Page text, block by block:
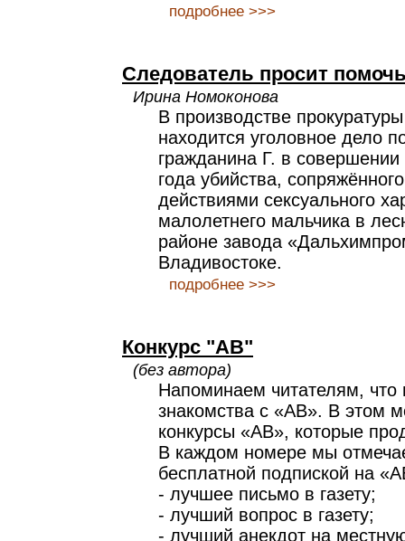
подробнее >>>
Следователь просит
Ирина Номоконова
В производстве
находится уголовное дело
гражданина Г. в совершении
года убийства,
действиями сексуального
малолетнего мальчика в
районе завода
Владивостоке.
подробнее >>>
Конкурс "АВ"
(без автора)
Напоминаем читателям, что
знакомства с «АВ». В этом
конкурсы «АВ», которые
В каждом номере мы
бесплатной подпиской на
- лучшее письмо в газету;
- лучший вопрос в газету;
- лучший анекдот на